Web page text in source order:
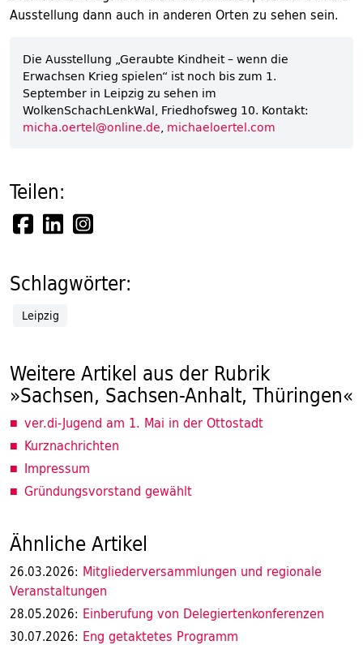
Ausstellung dann auch in anderen Orten zu sehen sein.
Die Ausstellung „Geraubte Kindheit – wenn die
Erwachsen Krieg spielen“ ist noch bis zum 1.
September in Leipzig zu sehen im
WolkenSchachLenkWal, Friedhofsweg 10. Kontakt:
micha.oertel@online.de, michaeloertel.com
Teilen:
Schlagwörter:
Leipzig
Weitere Artikel aus der Rubrik
»Sachsen, Sachsen-Anhalt, Thüringen«
ver.di-Jugend am 1. Mai in der Ottostadt
Kurznachrichten
Impressum
Gründungsvorstand gewählt
Ähnliche Artikel
26.03.2026: Mitgliederversammlungen und regionale
Veranstaltungen
28.05.2026: Einberufung von Delegiertenkonferenzen
30.07.2026: Eng getaktetes Programm